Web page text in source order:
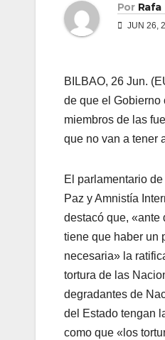
Por Rafa
JUN 26,
BILBAO, 26 Jun.
de que el Gobierno
miembros de las
que no van a tener
El parlamentario
Paz y Amnistí­a
destacó que, «ante
tiene que haber un
necesaria» la
tortura de las
degradantes de
del Estado tengan
como que «los